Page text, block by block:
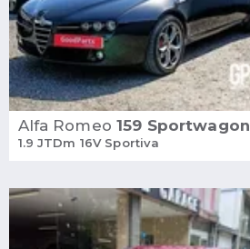
Alfa Romeo 159 Sportwagon
1.9 JTDm 16V Sportiva